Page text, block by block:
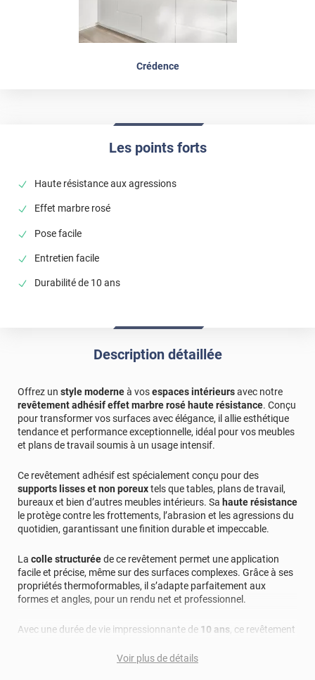
Crédence
Les points forts
Haute résistance aux agressions
Effet marbre rosé
Pose facile
Entretien facile
Durabilité de 10 ans
Description détaillée
Offrez un style moderneà vosespaces intérieursavec notre
revêtement adhésif effet marbre rosé haute résistance. Conçu
pour transformer vos surfaces avec élégance, il allie esthétique
tendance et performance exceptionnelle, idéal pour vos meubles
et plans de travail soumis à un usage intensif.
Ce revêtement adhésif est spécialement conçu pour des
supports lisses et non poreuxtels que tables, plans de travail,
bureaux et bien d’autres meubles intérieurs. Sa haute résistance
le protège contre les frottements, l’abrasion et les agressions du
quotidien, garantissant une finition durable et impeccable.
La colle structuréede ce revêtement permet une application
facile et précise, même sur des surfaces complexes. Grâce à ses
propriétés thermoformables, il s’adapte parfaitement aux
formes et angles, pour un rendu net et professionnel.
Avec une durée de vie impressionnante de 10 ans, ce revêtement
et à l’usure. Il ne jaunit pas, ne craquèle pas et reste intact face
Voir plus de détails